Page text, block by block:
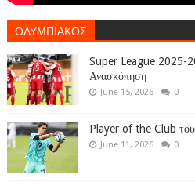
ΟΛΥΜΠΙΑΚΟΣ
Super League 2025-
Ανασκόπηση
June 15, 2026 0
Player of the Club
June 11, 2026 0